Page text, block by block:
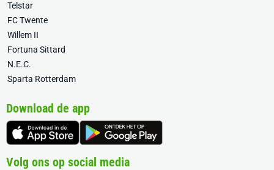
Telstar
FC Twente
Willem II
Fortuna Sittard
N.E.C.
Sparta Rotterdam
Download de app
Volg ons op social media